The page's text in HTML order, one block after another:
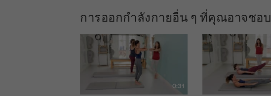
การออกกำลังกายอื่น ๆ ที่คุณอาจชอบ
0:31